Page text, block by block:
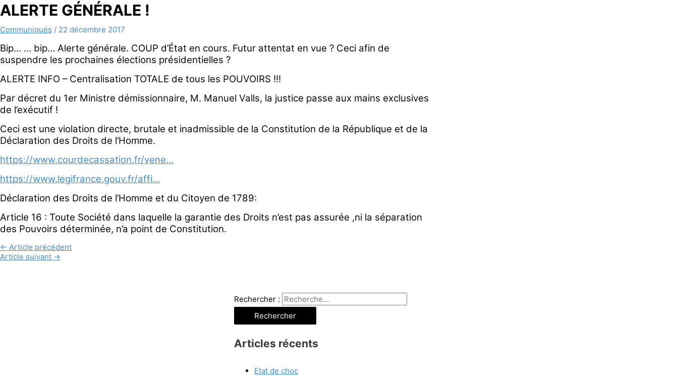
ALERTE GÉNÉRALE !
Communiqués / 22 décembre 2017
Bip… … bip… Alerte générale. COUP d’État en cours. Futur attentat en vue ? Ceci afin de
suspendre les prochaines élections présidentielles ?
ALERTE INFO – Centralisation TOTALE de tous les POUVOIRS !!!
Par décret du 1er Ministre démissionnaire, M. Manuel Valls, la justice passe aux mains exclusives
de l’exécutif !
Ceci est une violation directe, brutale et inadmissible de la Constitution de la République et de la
Déclaration des Droits de l’Homme.
https://www.courdecassation.fr/vene…
https://www.legifrance.gouv.fr/affi…
Déclaration des Droits de l’Homme et du Citoyen de 1789:
Article 16 : Toute Société dans laquelle la garantie des Droits n’est pas assurée ,ni la séparation
des Pouvoirs déterminée, n’a point de Constitution.
← Article précédent
Article suivant →
Rechercher :
Articles récents
Etat de choc